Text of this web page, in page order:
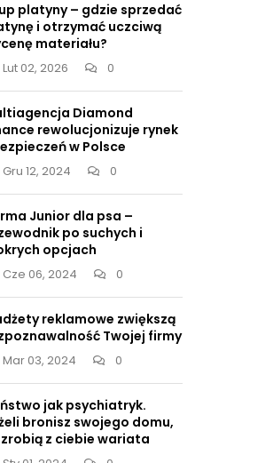
platyny – gdzie sprzedać
i otrzymać uczciwą
materiału?
Lut 02, 2026 0
Diamond
rewolucjonizuje rynek
w Polsce
Gru 12, 2024 0
Junior dla psa –
po suchych i
opcjach
Cze 06, 2024 0
reklamowe zwiększą
Twojej firmy
Mar 03, 2024 0
jak psychiatryk.
bronisz swojego domu,
z ciebie wariata